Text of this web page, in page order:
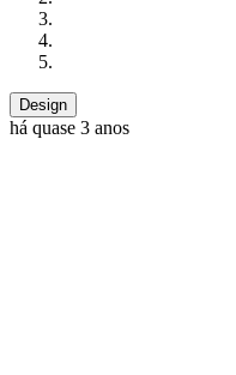
Design
há quase 3 anos